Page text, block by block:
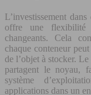
L’investissement
offre une flexibilité
changeants. Cela
chaque conteneur
de l’objet à stocker.
partagent le noyau,
système
applications dans un